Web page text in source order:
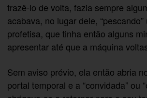
trazê-lo de volta, fazia sempre
acabava, no lugar dele,
profetisa, que tinha então alguns
apresentar até que a máquina
Sem aviso prévio, ela então abria
portal temporal e a “convidada” ou